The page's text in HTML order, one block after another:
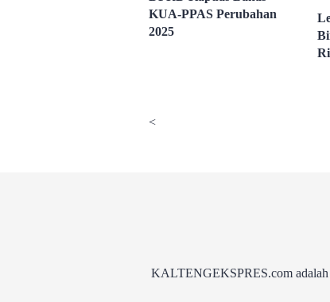
KUA-PPAS Perubahan
2025
<
KALTENGEKSPRES.com adalah